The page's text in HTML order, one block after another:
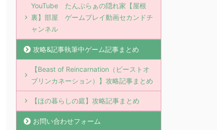
YouTube たんぶらぁの隠れ家【屋根
裏】部屋 ゲームプレイ動画セカンドチ
ャンネル
攻略&記事執筆中ゲーム記事まとめ
【Beast of Reincarnation（ビーストオ
ブリンカネーション）】攻略記事まとめ
【ほの暮らしの庭】攻略記事まとめ
お問い合わせフォーム